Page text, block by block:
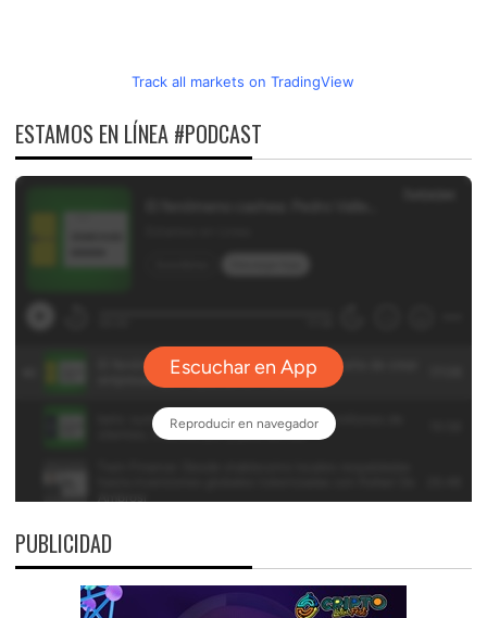
Track all markets on TradingView
ESTAMOS EN LÍNEA #PODCAST
PUBLICIDAD